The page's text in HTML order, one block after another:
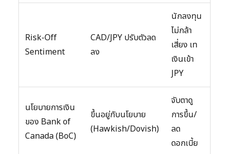
Risk-Off
Sentiment
CAD/JPY ปรับตัวลด
ลง
นักลงทุน
ไม่กล้า
เสี่ยง เท
เงินเข้า
JPY
นโยบายการเงิน
ของ Bank of
Canada (BoC)
ขึ้นอยู่กับนโยบาย
(Hawkish/Dovish)
จับตาดู
การขึ้น/
ลด
ดอกเบี้ย